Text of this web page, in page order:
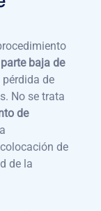
baja de
de
No se trata
de
de
de la